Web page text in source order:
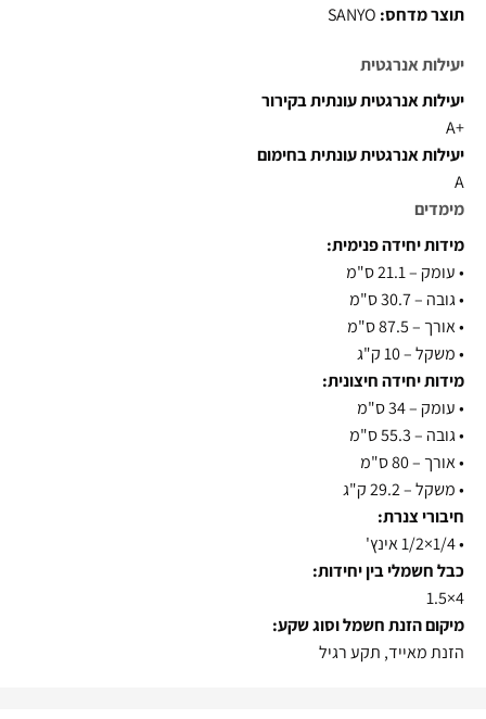
תוצר מדחס:
יעילות אנרגטית
יעילות אנרגטית עונתית בקירור
+A
יעילות אנרגטית עונתית בחימום
A
מימדים
מידות יחידה פנימית:
•עומק – 21.1 ס"מ
•גובה – 30.7 ס"מ
•אורך – 87.5 ס"מ
•משקל – 10 ק"ג
מידות יחידה חיצונית:
•עומק – 34 ס"מ
•גובה – 55.3 ס"מ
•אורך – 80 ס"מ
•משקל – 29.2 ק"ג
חיבורי צנרת:
•
כבל חשמלי בין יחידות:
4×1.5
מיקום הזנת חשמל וסוג שקע:
הזנת מאייד, תקע רגיל